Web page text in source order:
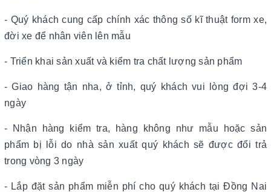
- Quý khách cung cấp chính xác thông số kĩ thuật form xe,
đời xe để nhân viên lên mẫu
- Triển khai sản xuất và kiểm tra chất lượng sản phẩm
- Giao hàng tận nha, ở tỉnh, quý khách vui lòng đợi 3-4
ngày
- Nhận hàng kiểm tra, hàng không như mẫu hoặc sản
phẩm bị lỗi do nhà sản xuất quý khách sẽ được đổi trả
trong vòng 3 ngày
- Lắp đặt sản phẩm miễn phí cho quý khách tại Đồng Nai